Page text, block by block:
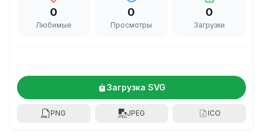
0
Любимые
0
Просмотры
0
Загрузки
Загрузка SVG
PNG JPEG ICO